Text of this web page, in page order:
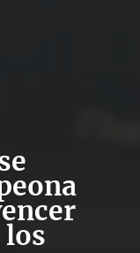
los